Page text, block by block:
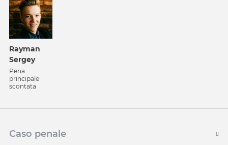
Rayman
Sergey
Pena
principale
scontata
Caso penale